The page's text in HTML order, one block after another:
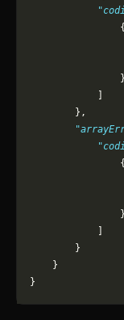
                {
                }
        },
                {
                }
        }
    }
}